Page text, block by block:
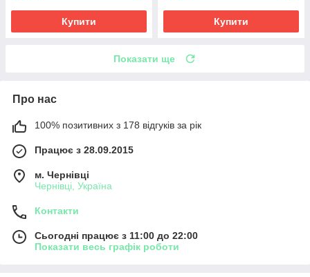
Купити Купити
Показати ще
Про нас
100% позитивних з 178 відгуків за рік
Працює з 28.09.2015
м. Чернівці
Чернівці, Україна
Контакти
Сьогодні працює з 11:00 до 22:00
Показати весь графік роботи